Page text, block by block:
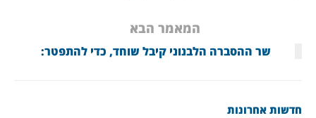
המאמר הבא
שר ההסברה הלבנוני קיבל שוחד, כדי להתפטר:
חדשות אחרונות